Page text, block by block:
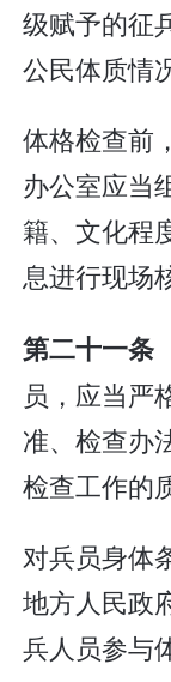
级赋予的征
公民体质情
体格检查前
办公室应当
籍、文化程
息进行现场
第二十一条
员，应当严
准、检查办
检查工作的
对兵员身体
地方人民政
兵人员参与